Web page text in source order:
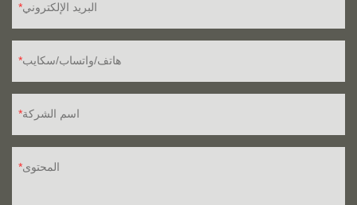
البريد الإلكتروني
هاتف/واتساب/سكايب
اسم الشركة
المحتوى